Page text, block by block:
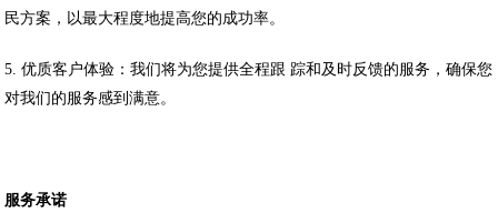
民方案，以最大程度地提高您的成功率。
5. 优质客户体验：我们将为您提供全程跟 踪和及时反馈的服务，确保您
对我们的服务感到满意。
服务承诺